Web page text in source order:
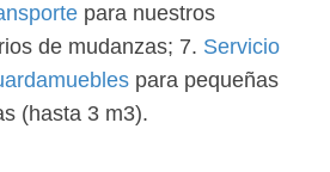
para nuestros
de mudanzas; 7. Servicio
para pequeñas
(hasta 3 m3).